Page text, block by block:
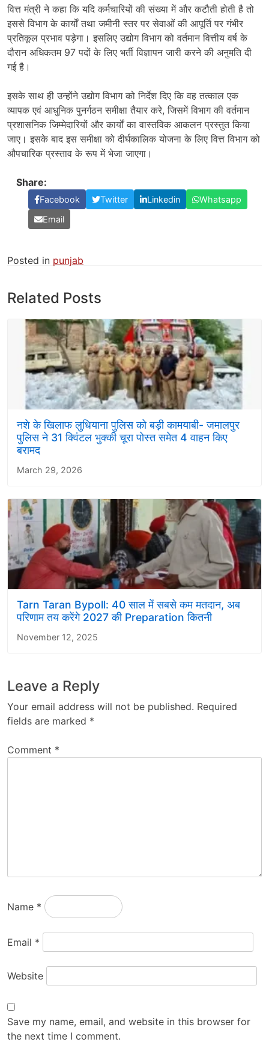
वित्त मंत्री ने कहा कि यदि कर्मचारियों की संख्या में और कटौती होती है तो
इससे विभाग के कार्यों तथा जमीनी स्तर पर सेवाओं की आपूर्ति पर गंभीर
प्रतिकूल प्रभाव पड़ेगा। इसलिए उद्योग विभाग को वर्तमान वित्तीय वर्ष के
दौरान अधिकतम 97 पदों के लिए भर्ती विज्ञापन जारी करने की अनुमति दी
गई है।
इसके साथ ही उन्होंने उद्योग विभाग को निर्देश दिए कि वह तत्काल एक
व्यापक एवं आधुनिक पुनर्गठन समीक्षा तैयार करे, जिसमें विभाग की वर्तमान
प्रशासनिक जिम्मेदारियों और कार्यों का वास्तविक आकलन प्रस्तुत किया
जाए। इसके बाद इस समीक्षा को दीर्घकालिक योजना के लिए वित्त विभाग को
औपचारिक प्रस्ताव के रूप में भेजा जाएगा।
Share:
Facebook Twitter Linkedin
Whatsapp
Email
Posted in punjab
Related Posts
नशे के खिलाफ लुधियाना पुलिस को बड़ी कामयाबी- जमालपुर
पुलिस ने 31 क्विंटल भुक्की चूरा पोस्त समेत 4 वाहन किए
बरामद
March 29, 2026
Tarn Taran Bypoll: 40 साल में सबसे कम मतदान, अब
परिणाम तय करेंगे 2027 की Preparation कितनी
November 12, 2025
Leave a Reply
Your email address will not be published. Required
fields are marked *
Comment *
Name *
Email *
Website
Save my name, email, and website in this browser for
the next time I comment.